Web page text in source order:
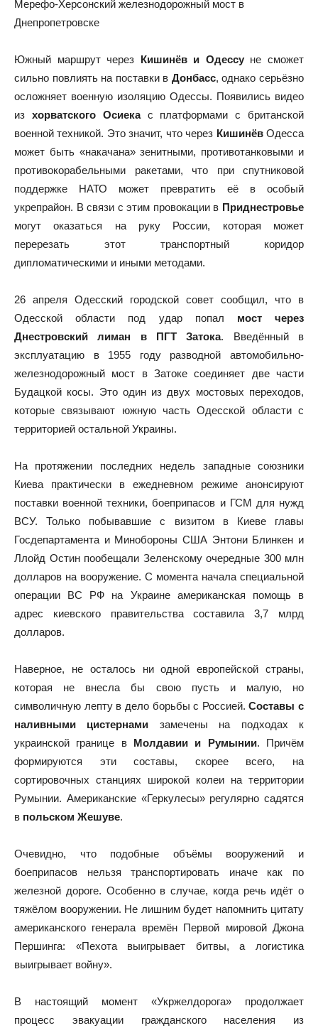
Мерефо-Херсонский железнодорожный мост в
Днепропетровске
Южный маршрут через Кишинёв и Одессуне сможет
сильно повлиять на поставки в Донбасс, однако серьёзно
осложняет военную изоляцию Одессы. Появились видео
из хорватского Осиекас платформами с британской
военной техникой. Это значит, что через КишинёвОдесса
может быть «накачана» зенитными, противотанковыми и
противокорабельными ракетами, что при спутниковой
поддержке НАТО может превратить её в особый
укрепрайон. В связи с этим провокации в Приднестровье
могут оказаться на руку России, которая может
перерезать этот транспортный коридор
дипломатическими и иными методами.
26 апреля Одесский городской совет сообщил, что в
Одесской области под удар попал мост через
Днестровский лиман в ПГТ Затока. Введённый в
эксплуатацию в 1955 году разводной автомобильно-
железнодорожный мост в Затоке соединяет две части
Будацкой косы. Это один из двух мостовых переходов,
которые связывают южную часть Одесской области с
территорией остальной Украины.
На протяжении последних недель западные союзники
Киева практически в ежедневном режиме анонсируют
поставки военной техники, боеприпасов и ГСМ для нужд
ВСУ. Только побывавшие с визитом в Киеве главы
Госдепартамента и Минобороны США Энтони Блинкен и
Ллойд Остин пообещали Зеленскому очередные 300 млн
долларов на вооружение. С момента начала специальной
операции ВС РФ на Украине американская помощь в
адрес киевского правительства составила 3,7 млрд
долларов.
Наверное, не осталось ни одной европейской страны,
которая не внесла бы свою пусть и малую, но
символичную лепту в дело борьбы с Россией.Составы с
наливными цистернами замечены на подходах к
украинской границе в Молдавии и Румынии. Причём
формируются эти составы, скорее всего, на
сортировочных станциях широкой колеи на территории
Румынии. Американские «Геркулесы» регулярно садятся
в польском Жешуве.
Очевидно, что подобные объёмы вооружений и
боеприпасов нельзя транспортировать иначе как по
железной дороге. Особенно в случае, когда речь идёт о
тяжёлом вооружении. Не лишним будет напомнить цитату
американского генерала времён Первой мировой Джона
Першинга: «Пехота выигрывает битвы, а логистика
выигрывает войну».
В настоящий момент «Укржелдорога» продолжает
процесс эвакуации гражданского населения из